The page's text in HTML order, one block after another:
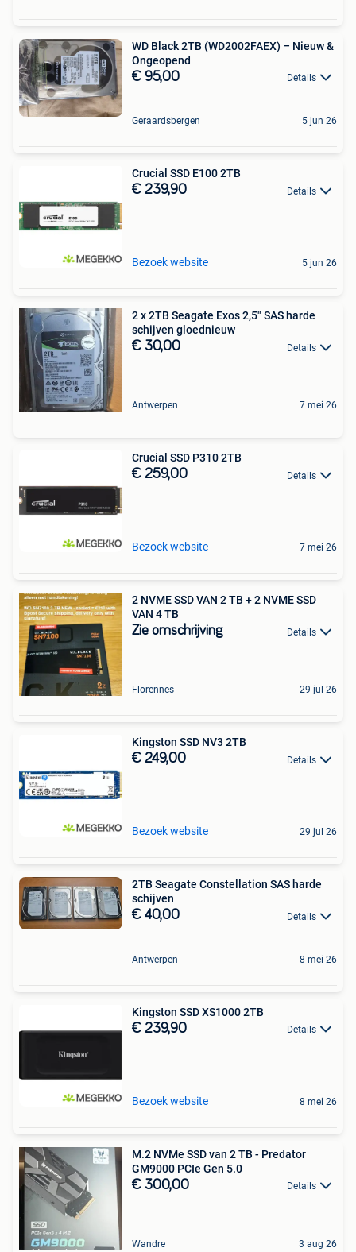
WD Black 2TB (WD2002FAEX) – Nieuw &
Ongeopend
€ 95,00 Details
Geraardsbergen 5 jun 26
Crucial SSD E100 2TB
€ 239,90 Details
Bezoek website 5 jun 26
2 x 2TB Seagate Exos 2,5" SAS harde
schijven gloednieuw
€ 30,00 Details
Antwerpen 7 mei 26
Crucial SSD P310 2TB
€ 259,00 Details
Bezoek website 7 mei 26
2 NVME SSD VAN 2 TB + 2 NVME SSD
VAN 4 TB
Zie omschrijving Details
Florennes 29 jul 26
Kingston SSD NV3 2TB
€ 249,00 Details
Bezoek website 29 jul 26
2TB Seagate Constellation SAS harde
schijven
€ 40,00 Details
Antwerpen 8 mei 26
Kingston SSD XS1000 2TB
€ 239,90 Details
Bezoek website 8 mei 26
M.2 NVMe SSD van 2 TB - Predator
GM9000 PCIe Gen 5.0
€ 300,00 Details
Wandre 3 aug 26